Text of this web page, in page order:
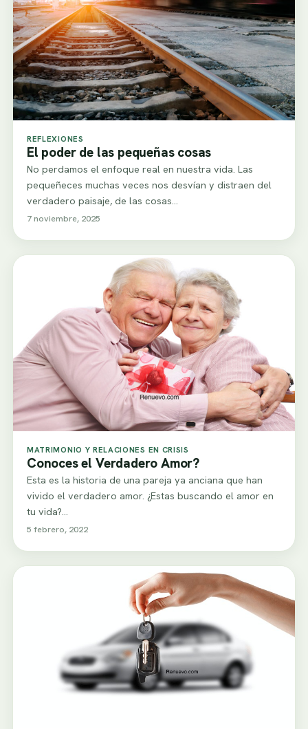
REFLEXIONES
El poder de las pequeñas cosas
No perdamos el enfoque real en nuestra vida. Las
pequeñeces muchas veces nos desvían y distraen del
verdadero paisaje, de las cosas…
7 noviembre, 2025
MATRIMONIO Y RELACIONES EN CRISIS
Conoces el Verdadero Amor?
Esta es la historia de una pareja ya anciana que han
vivido el verdadero amor. ¿Estas buscando el amor en
tu vida?…
5 febrero, 2022